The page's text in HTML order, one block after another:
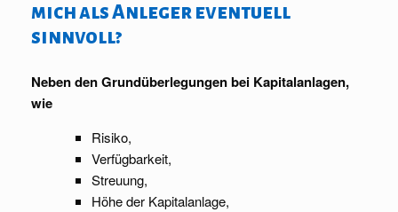
mich als Anleger eventuell
sinnvoll?
Neben den Grundüberlegungen bei Kapitalanlagen,
wie
Risiko,
Verfügbarkeit,
Streuung,
Höhe der Kapitalanlage,